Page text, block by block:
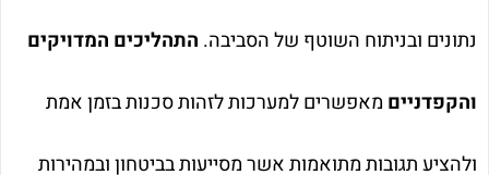
נתונים ובניתוח השוטף של הסביבה. התהליכים המדויקים
והקפדניים מאפשרים למערכות לזהות סכנות בזמן אמת
ולהציע תגובות מתואמות אשר מסייעות בביטחון ובמהירות